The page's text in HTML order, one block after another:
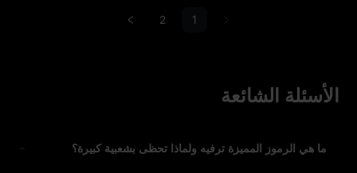
1
2
الأسئلة الشائعة
ما هي الرموز المميزة ترفيه ولماذا تحظى بشعبية كبيرة؟